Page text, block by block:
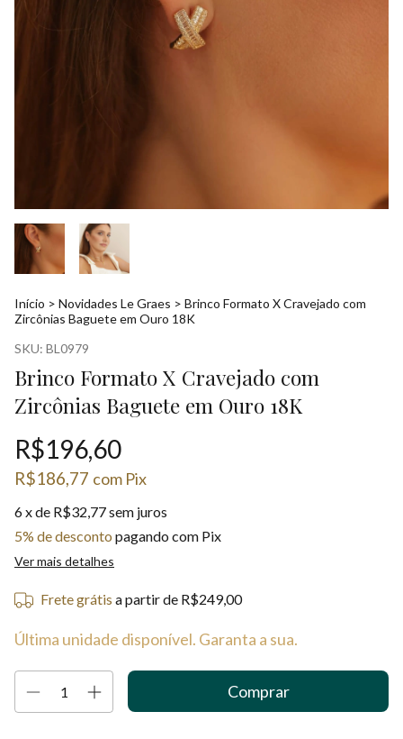
Início > Novidades Le Graes > Brinco Formato X Cravejado com
Zircônias Baguete em Ouro 18K
SKU: BL0979
Brinco Formato X Cravejado com
Zircônias Baguete em Ouro 18K
R$196,60
R$186,77 com Pix
6x de R$32,77sem juros
5% de desconto pagando com Pix
Ver mais detalhes
Frete grátis a partir de R$249,00
Última unidade disponível. Garanta a sua.